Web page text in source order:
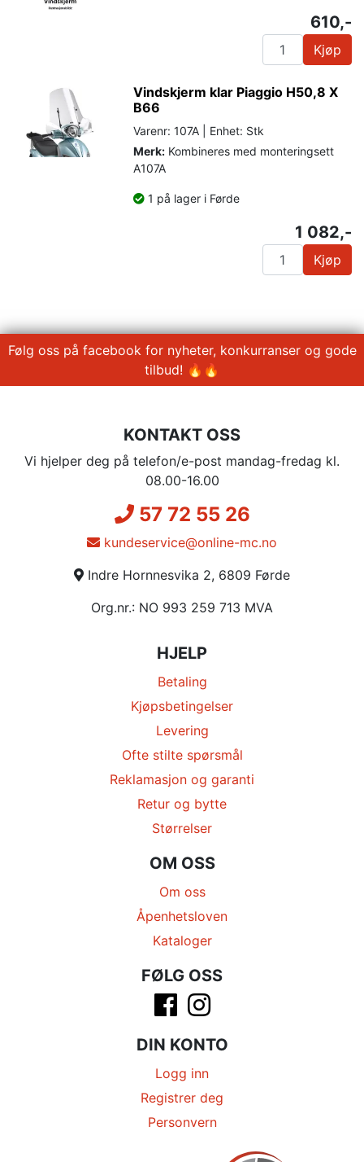
610,-
Kjøp
Vindskjerm klar Piaggio H50,8 X
B66
Varenr: 107A | Enhet: Stk
Merk: Kombineres med monteringsett
A107A
1 på lager i Førde
1 082,-
Kjøp
Følg oss på facebook for nyheter, konkurranser og gode
tilbud! 🔥🔥
KONTAKT OSS
Vi hjelper deg på telefon/e-post mandag-fredag kl.
08.00-16.00
57 72 55 26
kundeservice@online-mc.no
Indre Hornnesvika 2, 6809 Førde
Org.nr.: NO 993 259 713 MVA
HJELP
Betaling
Kjøpsbetingelser
Levering
Ofte stilte spørsmål
Reklamasjon og garanti
Retur og bytte
Størrelser
OM OSS
Om oss
Åpenhetsloven
Kataloger
FØLG OSS
DIN KONTO
Logg inn
Registrer deg
Personvern